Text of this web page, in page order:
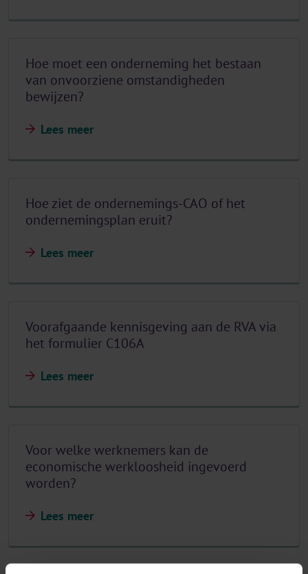
Hoe moet een onderneming het bestaan
van onvoorziene omstandigheden
bewijzen?
Lees meer
Hoe ziet de ondernemings-CAO of het
ondernemingsplan eruit?
Lees meer
Voorafgaande kennisgeving aan de RVA via
het formulier C106A
Lees meer
Voor welke werknemers kan de
economische werkloosheid ingevoerd
worden?
Lees meer